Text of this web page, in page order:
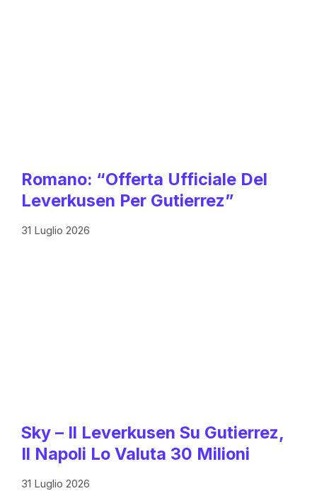
Romano: “Offerta Ufficiale Del
Leverkusen Per Gutierrez”
31 Luglio 2026
Sky – Il Leverkusen Su Gutierrez,
Il Napoli Lo Valuta 30 Milioni
31 Luglio 2026